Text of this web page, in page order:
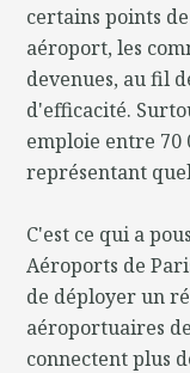
certains points
aéroport, les
devenues, au fil
d'efficacité.
emploie entre 70
représentant
C'est ce qui a
Aéroports de
de déployer un
aéroportuaires
connectent plus